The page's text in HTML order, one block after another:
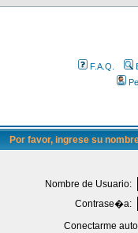
F.A.Q.
Por favor, ingrese su
Nombre de Usuario:
Contrase�a:
Conectarme